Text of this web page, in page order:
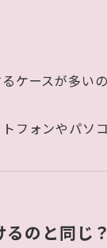
ケースが多いの
フォンやパソ
のと同じ？